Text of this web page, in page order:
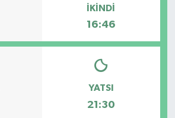
İKINDI
16:46
YATSI
21:30